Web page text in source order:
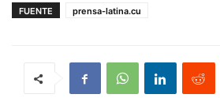
FUENTE prensa-latina.cu